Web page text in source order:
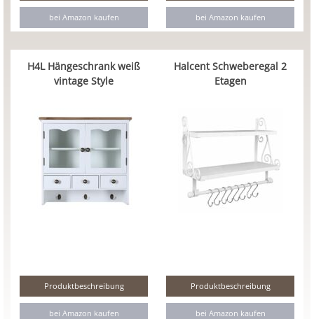
bei Amazon kaufen bei Amazon kaufen
H4L Hängeschrank weiß
vintage Style
Produktbeschreibung
bei Amazon kaufen
Halcent Schweberegal 2
Etagen
Produktbeschreibung
bei Amazon kaufen